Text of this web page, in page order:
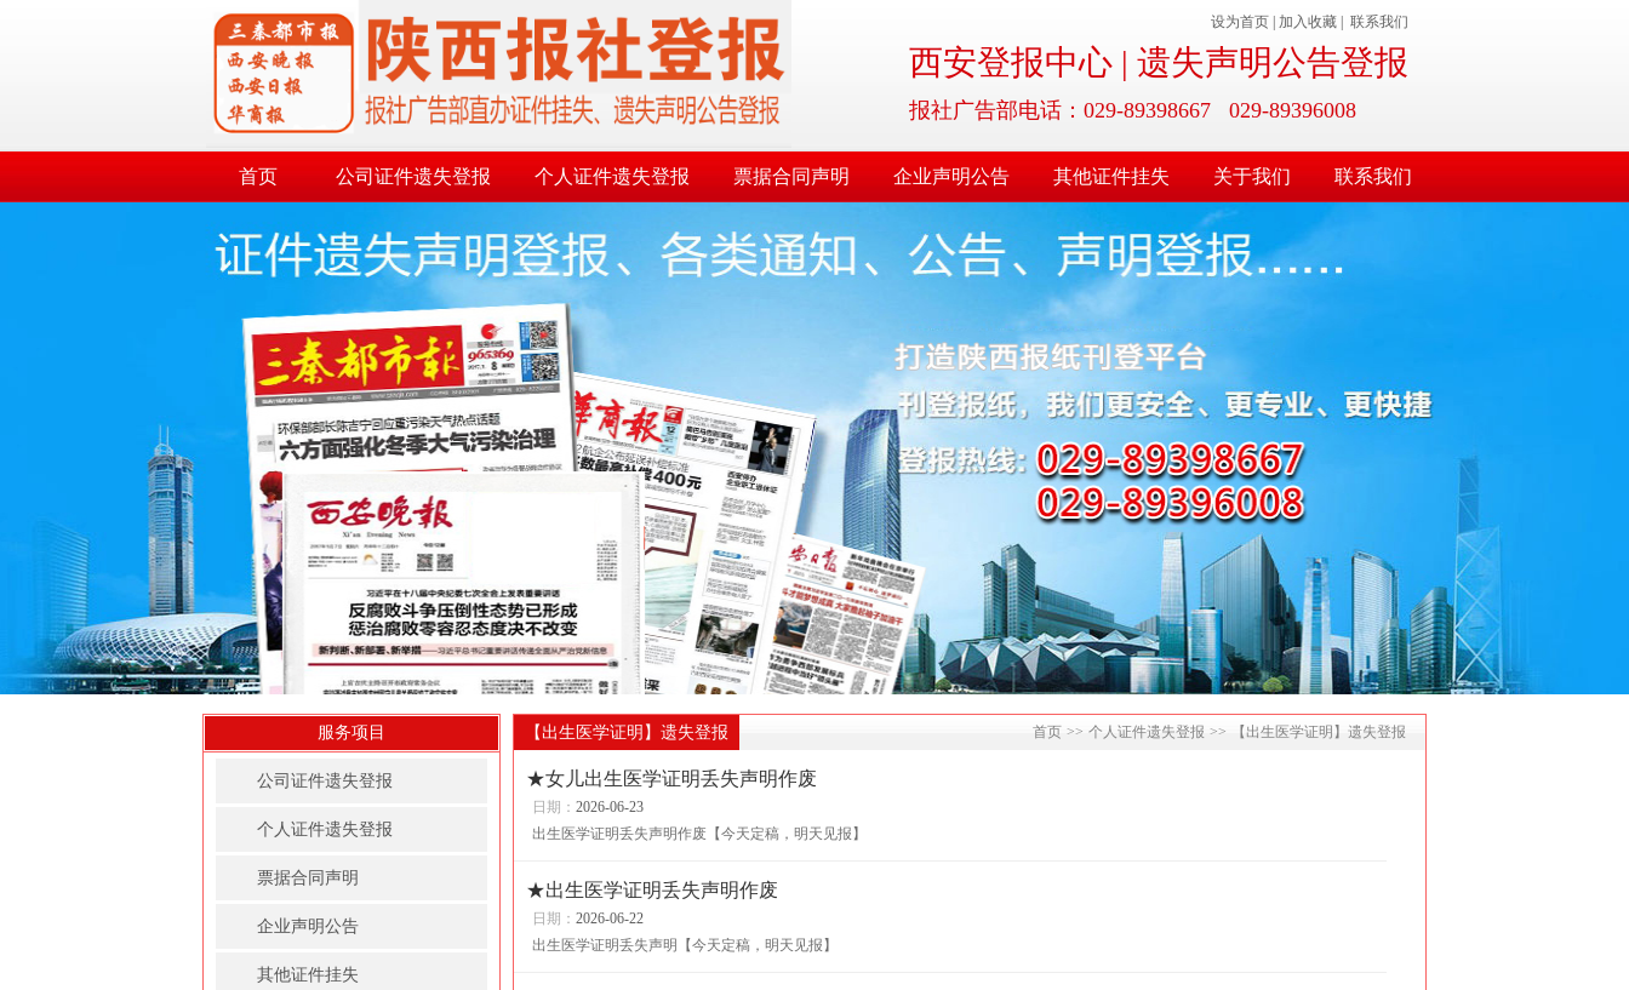
设为首页 加入收藏 联系我们
西安登报中心 | 遗失声明公告登报
报社广告部电话：029-89398667 029-89396008
首页 公司证件遗失登报 个人证件遗失登报 票据合同声明 企业声明公告 其他证件挂失 关于我们 联系我们
服务项目
公司证件遗失登报
个人证件遗失登报
票据合同声明
企业声明公告
其他证件挂失
【出生医学证明】遗失登报 首页 >> 个人证件遗失登报 >> 【出生医学证明】遗失登报
★女儿出生医学证明丢失声明作废
日期： 2026-06-23
出生医学证明丢失声明作废【今天定稿，明天见报】
★出生医学证明丢失声明作废
日期： 2026-06-22
出生医学证明丢失声明【今天定稿，明天见报】